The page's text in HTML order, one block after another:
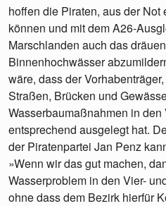
hoffen die Piraten, aus der Not
können und mit dem A26-
Marschlanden auch das
Binnenhochwässer
wäre, dass der
Straßen, Brücken und
Wasserbaumaßnahmen in
entsprechend ausgelegt hat.
der Piratenpartei Jan Penz
»Wenn wir das gut machen,
Wasserproblem in den Vier-
ohne dass dem Bezirk hierfür